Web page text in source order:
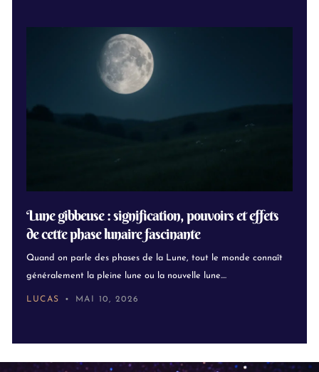
Lune gibbeuse : signification, pouvoirs et effets
de cette phase lunaire fascinante
Quand on parle des phases de la Lune, tout le monde connaît
généralement la pleine lune ou la nouvelle lune....
LUCAS MAI 10, 2026